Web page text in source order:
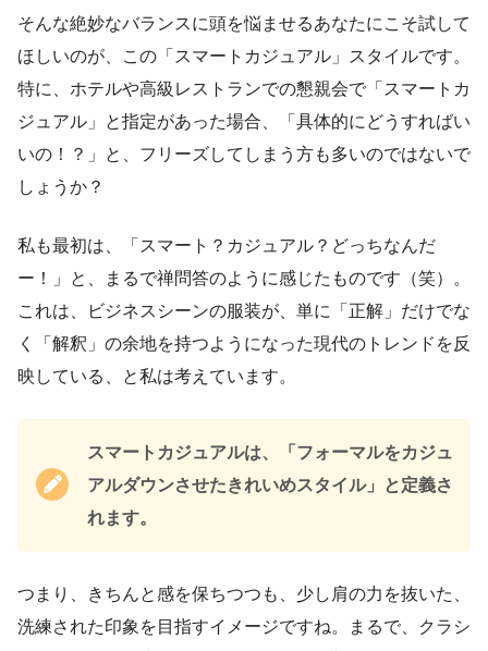
そんな絶妙なバランスに頭を悩ませるあなたにこそ試して
ほしいのが、この「スマートカジュアル」スタイルです。
特に、ホテルや高級レストランでの懇親会で「スマートカ
ジュアル」と指定があった場合、「具体的にどうすればい
いの！？」と、フリーズしてしまう方も多いのではないで
しょうか？
私も最初は、「スマート？カジュアル？どっちなんだ
ー！」と、まるで禅問答のように感じたものです（笑）。
これは、ビジネスシーンの服装が、単に「正解」だけでな
く「解釈」の余地を持つようになった現代のトレンドを反
映している、と私は考えています。
スマートカジュアルは、「フォーマルをカジュ
アルダウンさせたきれいめスタイル」と定義さ
れます。
つまり、きちんと感を保ちつつも、少し肩の力を抜いた、
洗練された印象を目指すイメージですね。まるで、クラシ